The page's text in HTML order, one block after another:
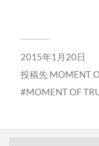
2015年1月20日
投稿先 MOMENT
MOMENT OF